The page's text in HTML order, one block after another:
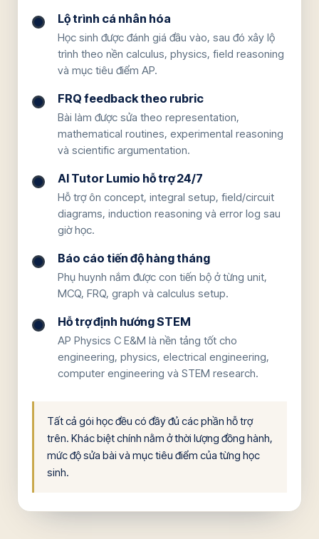
Lộ trình cá nhân hóa
Học sinh được đánh giá đầu vào, sau đó xây lộ
trình theo nền calculus, physics, field reasoning
và mục tiêu điểm AP.
FRQ feedback theo rubric
Bài làm được sửa theo representation,
mathematical routines, experimental reasoning
và scientific argumentation.
AI Tutor Lumio hỗ trợ 24/7
Hỗ trợ ôn concept, integral setup, field/circuit
diagrams, induction reasoning và error log sau
giờ học.
Báo cáo tiến độ hàng tháng
Phụ huynh nắm được con tiến bộ ở từng unit,
MCQ, FRQ, graph và calculus setup.
Hỗ trợ định hướng STEM
AP Physics C E&M là nền tảng tốt cho
engineering, physics, electrical engineering,
computer engineering và STEM research.
Tất cả gói học đều có đầy đủ các phần hỗ trợ
trên. Khác biệt chính nằm ở thời lượng đồng hành,
mức độ sửa bài và mục tiêu điểm của từng học
sinh.